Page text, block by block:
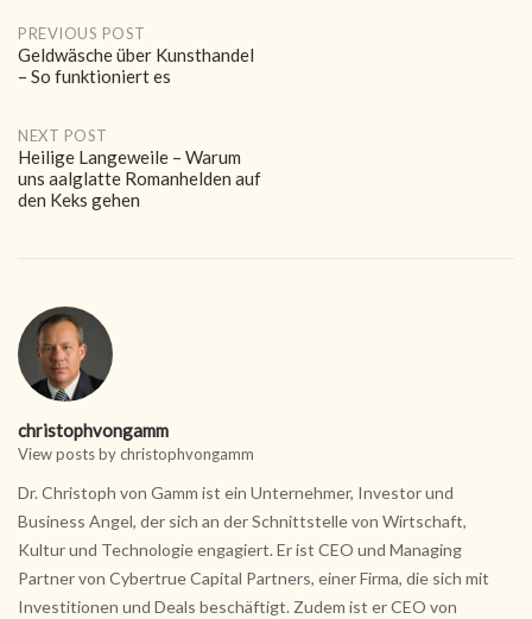
Post
navigation
PREVIOUS POST
Geldwäsche über Kunsthandel
– So funktioniert es
NEXT POST
Heilige Langeweile – Warum
uns aalglatte Romanhelden auf
den Keks gehen
christophvongamm
View posts by christophvongamm
Dr. Christoph von Gamm ist ein Unternehmer, Investor und
Business Angel, der sich an der Schnittstelle von Wirtschaft,
Kultur und Technologie engagiert. Er ist CEO und Managing
Partner von Cybertrue Capital Partners, einer Firma, die sich mit
Investitionen und Deals beschäftigt. Zudem ist er CEO von